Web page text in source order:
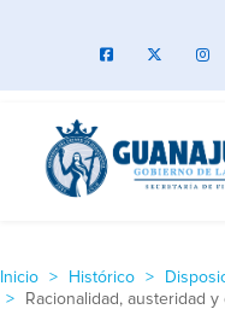
Inicio Histórico
Racionalidad, austeridad